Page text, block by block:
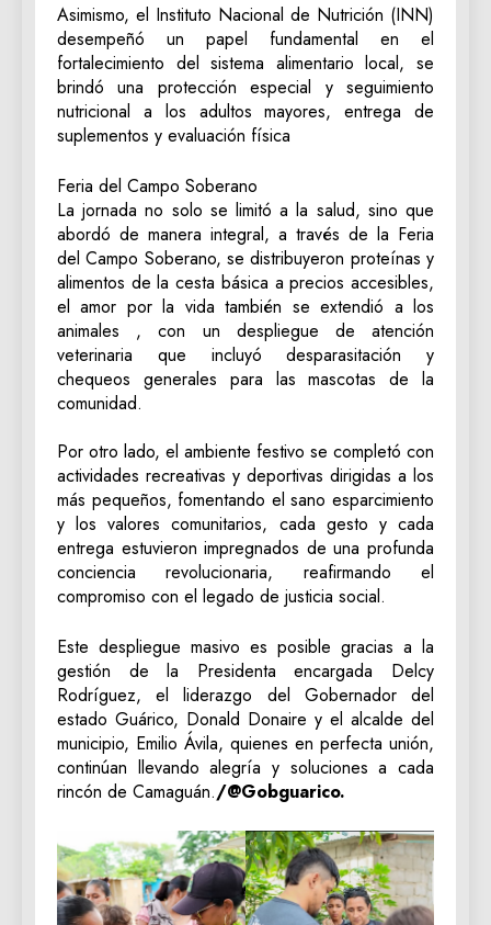
‎Asimismo, el Instituto Nacional de Nutrición (INN)
desempeñó un papel fundamental en el
fortalecimiento del sistema alimentario local, se
brindó una protección especial y seguimiento
nutricional a los adultos mayores, entrega de
suplementos y evaluación física
‎Feria del Campo Soberano
La jornada no solo se limitó a la salud, sino que
abordó de manera integral, a través de la Feria
del Campo Soberano, se distribuyeron proteínas y
alimentos de la cesta básica a precios accesibles,
el amor por la vida también se extendió a los
animales , con un despliegue de atención
veterinaria que incluyó desparasitación y
chequeos generales para las mascotas de la
comunidad.
‎Por otro lado, el ambiente festivo se completó con
actividades recreativas y deportivas dirigidas a los
más pequeños, fomentando el sano esparcimiento
y los valores comunitarios, cada gesto y cada
entrega estuvieron impregnados de una profunda
conciencia revolucionaria, reafirmando el
compromiso con el legado de justicia social.
‎Este despliegue masivo es posible gracias a la
gestión de la Presidenta encargada Delcy
Rodríguez, el liderazgo del Gobernador del
estado Guárico, Donald Donaire y el alcalde del
municipio, Emilio Ávila, quienes en perfecta unión,
continúan llevando alegría y soluciones a cada
rincón de Camaguán./@Gobguarico.